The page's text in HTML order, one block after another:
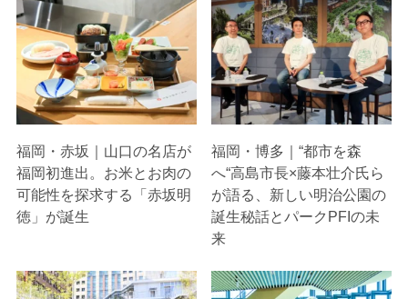
福岡・赤坂｜山口の名店が
福岡初進出。お米とお肉の
可能性を探求する「赤坂明
徳」が誕生
福岡・博多｜“都市を森
へ“高島市長×藤本壮介氏ら
が語る、新しい明治公園の
誕生秘話とパークPFIの未
来